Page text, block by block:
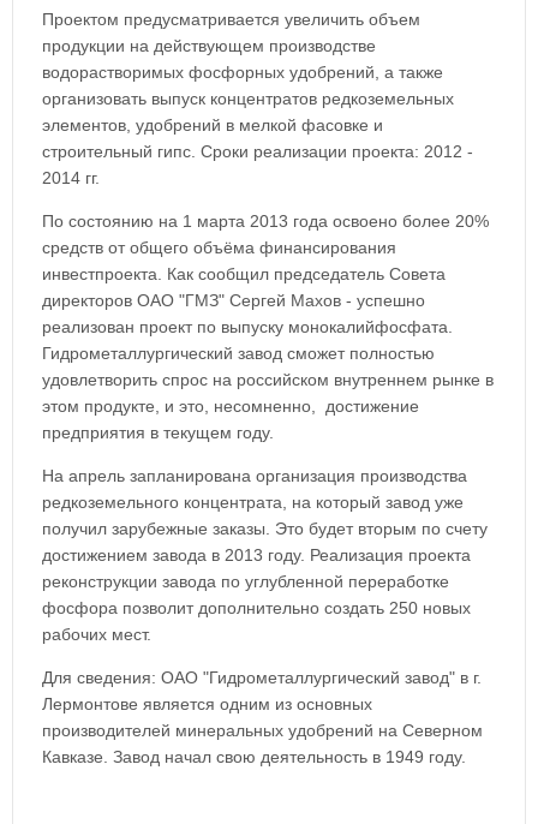
Проектом предусматривается увеличить объем
продукции на действующем производстве
водорастворимых фосфорных удобрений, а также
организовать выпуск концентратов редкоземельных
элементов, удобрений в мелкой фасовке и
строительный гипс. Сроки реализации проекта: 2012 -
2014 гг.
По состоянию на 1 марта 2013 года освоено более 20%
средств от общего объёма финансирования
инвестпроекта. Как сообщил председатель Совета
директоров ОАО "ГМЗ" Сергей Махов - успешно
реализован проект по выпуску монокалийфосфата.
Гидрометаллургический завод сможет полностью
удовлетворить спрос на российском внутреннем рынке в
этом продукте, и это, несомненно, достижение
предприятия в текущем году.
На апрель запланирована организация производства
редкоземельного концентрата, на который завод уже
получил зарубежные заказы. Это будет вторым по счету
достижением завода в 2013 году. Реализация проекта
реконструкции завода по углубленной переработке
фосфора позволит дополнительно создать 250 новых
рабочих мест.
Для сведения: ОАО "Гидрометаллургический завод" в г.
Лермонтове является одним из основных
производителей минеральных удобрений на Северном
Кавказе. Завод начал свою деятельность в 1949 году.